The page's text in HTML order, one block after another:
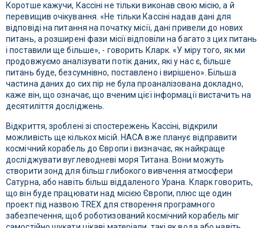
Коротше кажучи, Кассіні не тільки виконав свою місію, а й
перевищив очікування. «Не тільки Кассіні надав дані для
відповіді на питання на початку місії, дані привели до нових
питань, а розширені фази місії відповіли на багато з цих питань
і поставили ще більше», - говорить Кларк. «У міру того, як ми
продовжуємо аналізувати потік даних, які у нас є, більше
питань буде, безсумнівно, поставлено і вирішено». Більша
частина даних до сих пір не була проаналізована докладно,
каже він, що означає, що вченим цієї інформації вистачить на
десятиліття досліджень.
Відкриття, зроблені зі спостережень Кассіні, відкрили
можливість ще кількох місій. НАСА вже планує відправити
космічний корабель до Європи і визначає, як найкраще
досліджувати вуглеводневі моря Титана. Вони можуть
створити зонд для більш глибокого вивчення атмосфери
Сатурна, або навіть більш віддаленого Урана.
Кларк говорить,
що він буде працювати над місією Європи, плюс ще один
проект під назвою TREX для створення програмного
забезпечення, щоб роботизований космічний корабель міг